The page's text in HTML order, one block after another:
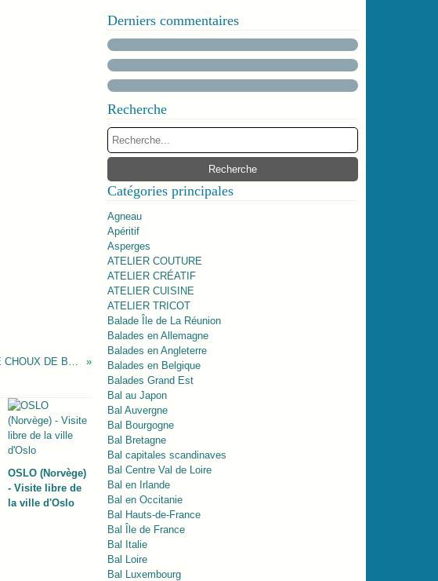
GRATIN DE CHOUX DE BRUXELLES
OSLO (Norvège)
- Visite libre de
la ville d'Oslo
Derniers commentaires
Recherche
Catégories principales
Agneau
Apéritif
Asperges
ATELIER COUTURE
ATELIER CRÉATIF
ATELIER CUISINE
ATELIER TRICOT
Balade Île de La Réunion
Balades en Allemagne
Balades en Angleterre
Balades en Belgique
Balades Grand Est
Bal au Japon
Bal Auvergne
Bal Bourgogne
Bal Bretagne
Bal capitales scandinaves
Bal Centre Val de Loire
Bal en Irlande
Bal en Occitanie
Bal Hauts-de-France
Bal Île de France
Bal Italie
Bal Loire
Bal Luxembourg